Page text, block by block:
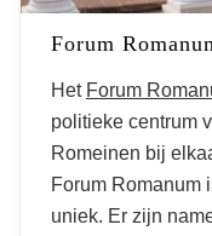
Forum
Het Forum
politieke centrum
Romeinen bij
Forum Romanum
uniek. Er zijn